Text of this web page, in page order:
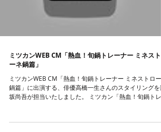
ミツカンWEB CM「熱血！旬鍋トレーナー ミネスト
ーネ鍋篇」
ミツカンWEB CM「熱血！旬鍋トレーナー ミネストロー
鍋篇」に出演する、俳優高橋一生さんのスタイリングを
坂尚吾が担当いたしました。 ミツカン「熱血！旬鍋トレ